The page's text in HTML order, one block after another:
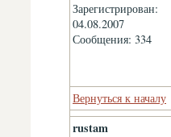
Зарегистрирован:
04.08.2007
Сообщения: 334
Вернуться к началу
rustam